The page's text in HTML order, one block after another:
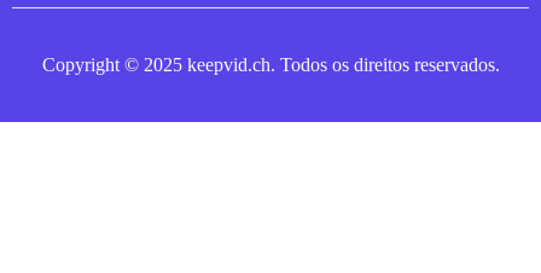
Copyright © 2025 keepvid.ch. Todos os direitos reservados.